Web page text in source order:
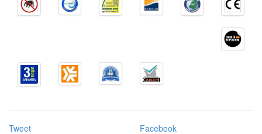
Tweet Facebook